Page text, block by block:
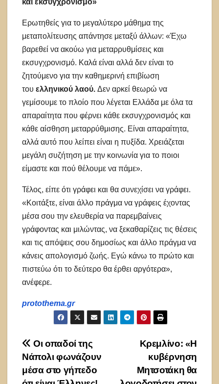
Ερωτηθείς για το μεγαλύτερο μάθημα της
μεταπολίτευσης απάντησε μεταξύ άλλων: «Έχω
βαρεθεί να ακούω για μεταρρυθμίσεις και
εκσυγχρονισμό. Καλά είναι αλλά δεν είναι το
ζητούμενο για την καθημερινή επιβίωση
του ελληνικού λαού. Δεν αρκεί θεωρώ να
γεμίσουμε το πλοίο που λέγεται Ελλάδα με όλα τα
απαραίτητα που φέρνει κάθε εκσυγχρονισμός και
κάθε αίσθηση μεταρρύθμισης. Είναι απαραίτητα,
αλλά αυτό που λείπει είναι η πυξίδα. Χρειάζεται
μεγάλη συζήτηση με την κοινωνία για το ποιοι
είμαστε και πού θέλουμε να πάμε».
Τέλος, είπε ότι γράφει και θα συνεχίσει να γράφει.
«Κοιτάξτε, είναι άλλο πράγμα να γράφεις έχοντας
μέσα σου την ελευθερία να παρεμβαίνεις
γράφοντας και μιλώντας, να ξεκαθαρίζεις τις θέσεις
και τις απόψεις σου δημοσίως και άλλο πράγμα να
κάνεις απολογισμό ζωής. Εγώ κάνω το πρώτο και
πιστεύω ότι το δεύτερο θα έρθει αργότερα»,
ανέφερε.
protothema.gr
Πλοήγηση
άρθρων
Κρεμλίνο: «Η
κυβέρνηση
Μητσοτάκη θα
Οι οπαδοί της
Νάπολι φωνάζουν
μέσα στο γήπεδο